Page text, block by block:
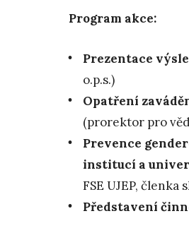
Program akce:
Prezentace
o.p.s.)
Opatření
(prorektor pro
Prevence
institucí a
FSE UJEP,
Představení